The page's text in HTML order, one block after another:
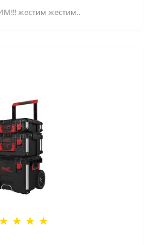
жестим жестим..